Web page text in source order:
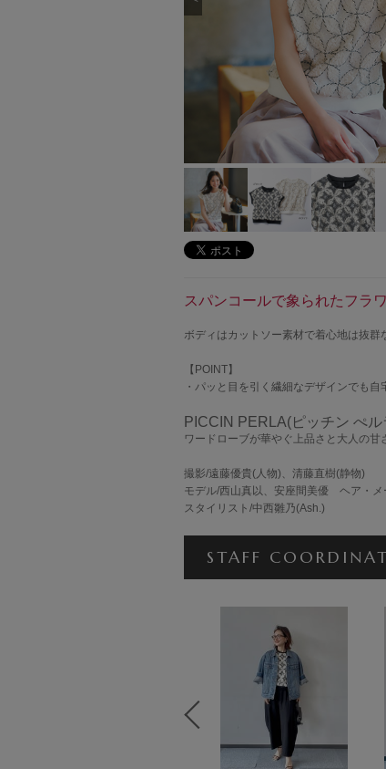
スパンコールで象られたフラ
ボディはカットソー素材で着心地は抜群
【POINT】
・パッと目を引く繊細なデザインでも自
PICCIN PERLA(ピッチン ぺル
ワードローブが華やぐ上品さと大人の甘
撮影/遠藤優貴(人物)、清藤直樹(静物)
モデル/西山真以、安座間美優 ヘア・メ
スタイリスト/中西雛乃(Ash.)
STAFF